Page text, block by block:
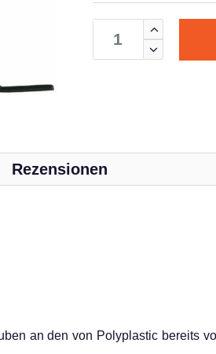
Rezensionen
an den von Polyplastic bereits